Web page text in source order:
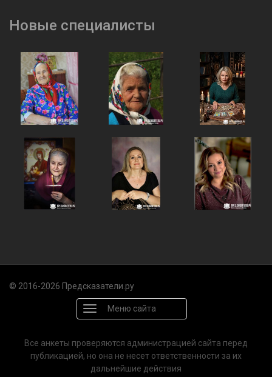
Новые специалисты
© 2016-2026 Предсказатели.ру
Меню сайта
Все анкеты проверяются администрацией сайта перед
публикацией, но она не несет ответственности за их
дальнейшие действия